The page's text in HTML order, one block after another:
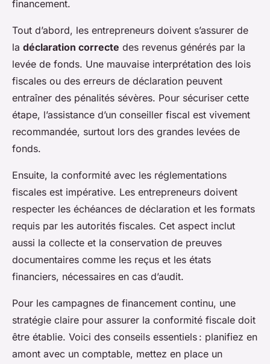
financement.
Tout d’abord, les entrepreneurs doivent s’assurer de
la déclaration correcte des revenus générés par la
levée de fonds. Une mauvaise interprétation des lois
fiscales ou des erreurs de déclaration peuvent
entraîner des pénalités sévères. Pour sécuriser cette
étape, l’assistance d’un conseiller fiscal est vivement
recommandée, surtout lors des grandes levées de
fonds.
Ensuite, la conformité avec les réglementations
fiscales est impérative. Les entrepreneurs doivent
respecter les échéances de déclaration et les formats
requis par les autorités fiscales. Cet aspect inclut
aussi la collecte et la conservation de preuves
documentaires comme les reçus et les états
financiers, nécessaires en cas d’audit.
Pour les campagnes de financement continu, une
stratégie claire pour assurer la conformité fiscale doit
être établie. Voici des conseils essentiels : planifiez en
amont avec un comptable, mettez en place un